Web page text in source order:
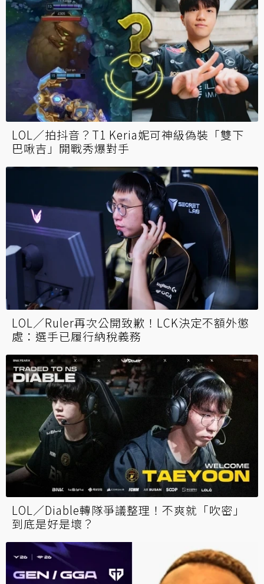
LOL／拍抖音？T1 Keria妮可神級偽裝「雙下
巴啾吉」開戰秀爆對手
LOL／Ruler再次公開致歉！LCK決定不額外懲
處：選手已履行納稅義務
LOL／Diable轉隊爭議整理！不爽就「吹密」
到底是好是壞？